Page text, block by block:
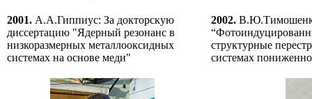
2001. А.А.Гиппиус: За докторскую
диссертацию "Ядерный резонанс в
низкоразмерных металлооксидных
системах на основе меди"
2002.
структурные
системах